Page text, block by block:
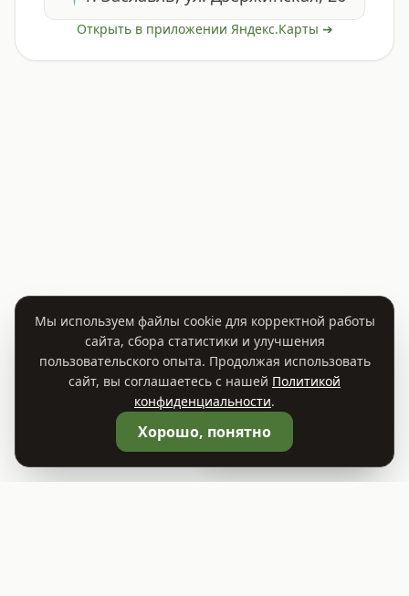
Открыть в приложении Яндекс.Карты ➔
Мы используем файлы cookie для корректной работы
сайта, сбора статистики и улучшения
пользовательского опыта. Продолжая использовать
сайт, вы соглашаетесь с нашей Политикой
конфиденциальности.
Хорошо, понятно
🛒Корзина